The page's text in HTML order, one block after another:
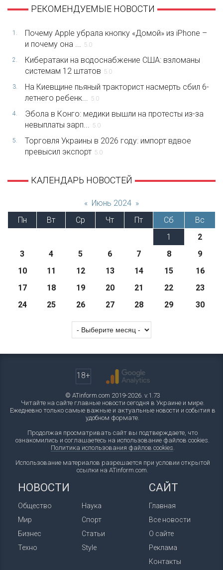
РЕКОМЕНДУЕМЫЕ НОВОСТИ
1.
Почему Apple убрала кнопку «Домой» из iPhone –
и почему она ... 5.0
2.
Кибератаки на водоснабжение США: взломаны
системам 12 штатов 5.0
3.
На Киевщине пьяный тракторист насмерть сбил 6-
летнего ребенк... 5.0
4.
Эбола в Конго: медики вышли на протесты из-за
невыплаты зарп... 5.0
5.
Торговля Украины в 2026 году: импорт вдвое
превысил экспорт 5.0
КАЛЕНДАРЬ НОВОСТЕЙ
« Июнь 2024 »
Пн
Вт Ср Чт Пт Сб
Вс
1
2
3
4 5 6 7 8
9
10
11 12 13 14 15
16
17
18 19 20 21 22
23
24
25 26 27 28 29 30
18+
© ATinform.com 2019-2026. v.1.73
Читайте на сайте главные новости сегодня в Украине и мире.
Ежедневно только самые важные и актуальные новости и события в
удобном формате.
Продолжая просматривать сайт вы подтверждаете, что
ознакомились и соглашаетесь на использование файлов cookies.
Политика использования файлов cookies.
Использование материалов разрешается при условии открытой
ссылки на ATinform.com.
НОВОСТИ
Общество
Мир
Бизнес
Техно
Наука
Спорт
Статьи
Style
САЙТ
Главная
Все новости
О сайте
Реклама
Контакты